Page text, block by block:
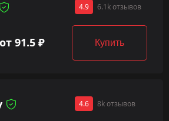
4.9 6.1k отзывов
от 91.5 ₽ Купить
4.6 8k отзывов